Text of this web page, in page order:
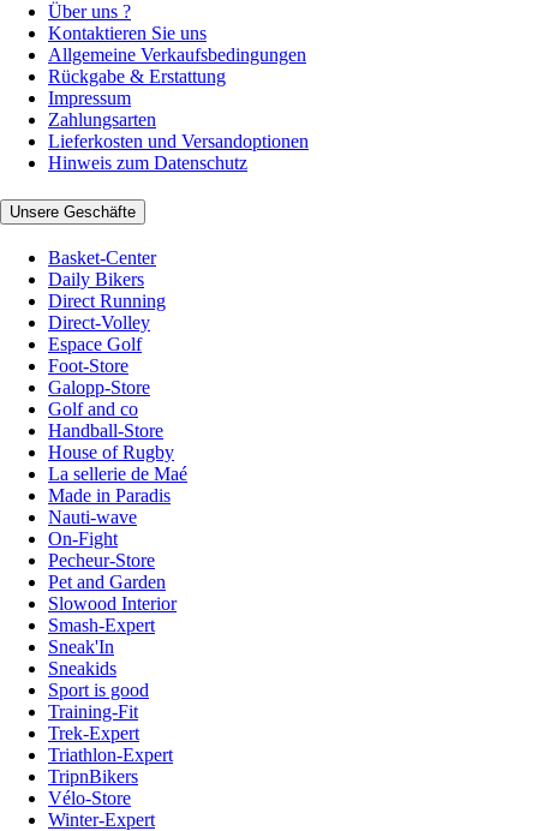
Über uns ?
Kontaktieren Sie uns
Allgemeine Verkaufsbedingungen
Rückgabe & Erstattung
Impressum
Zahlungsarten
Lieferkosten und Versandoptionen
Hinweis zum Datenschutz
Unsere Geschäfte
Basket-Center
Daily Bikers
Direct Running
Direct-Volley
Espace Golf
Foot-Store
Galopp-Store
Golf and co
Handball-Store
House of Rugby
La sellerie de Maé
Made in Paradis
Nauti-wave
On-Fight
Pecheur-Store
Pet and Garden
Slowood Interior
Smash-Expert
Sneak'In
Sneakids
Sport is good
Training-Fit
Trek-Expert
Triathlon-Expert
TripnBikers
Vélo-Store
Winter-Expert